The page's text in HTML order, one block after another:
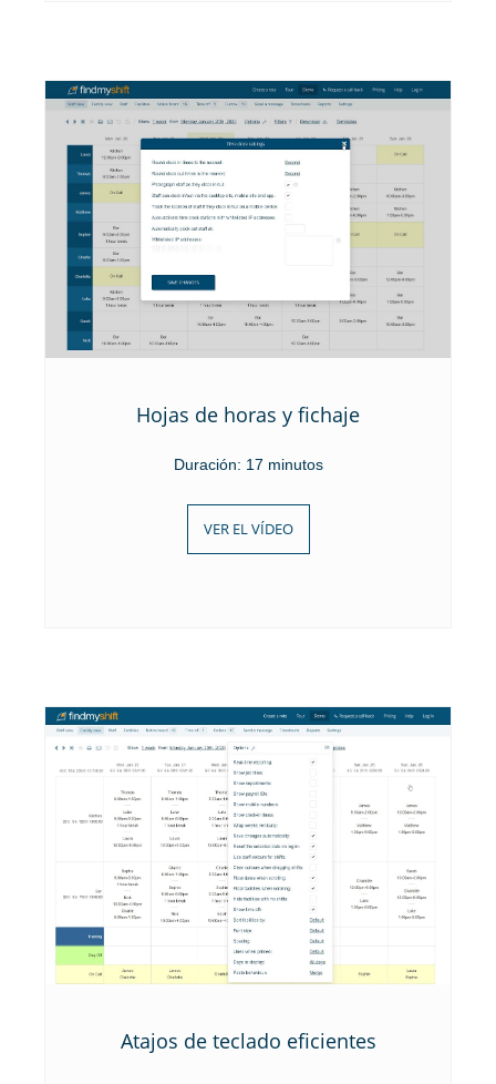
Hojas de horas y fichaje
Duración: 17 minutos
VER EL VÍDEO
Atajos de teclado eficientes